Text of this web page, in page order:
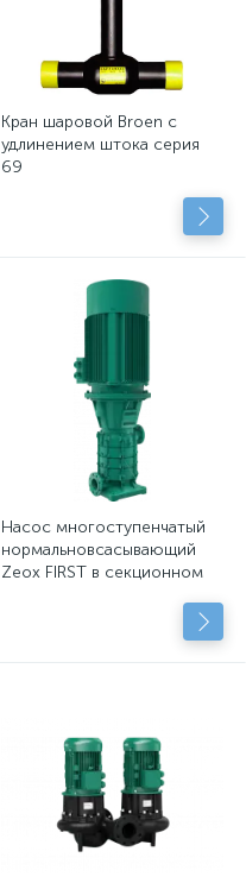
Кран шаровой Broen с
удлинением штока серия
69
Насос многоступенчатый
нормальновсасывающий
Zeox FIRST в секционном